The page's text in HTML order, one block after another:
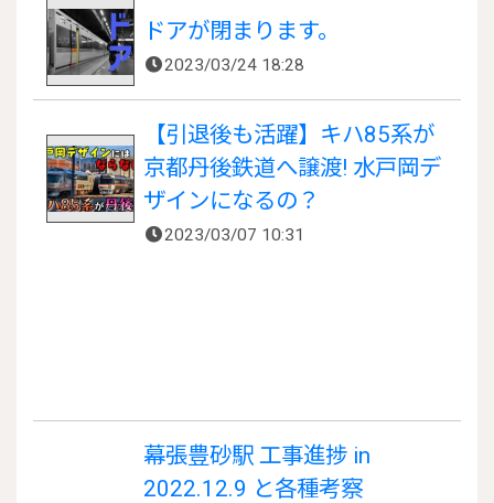
ドアが閉まります。
2023/03/24 18:28
【引退後も活躍】キハ85系が
京都丹後鉄道へ譲渡! 水戸岡デ
ザインになるの？
2023/03/07 10:31
幕張豊砂駅 工事進捗 in
2022.12.9 と各種考察